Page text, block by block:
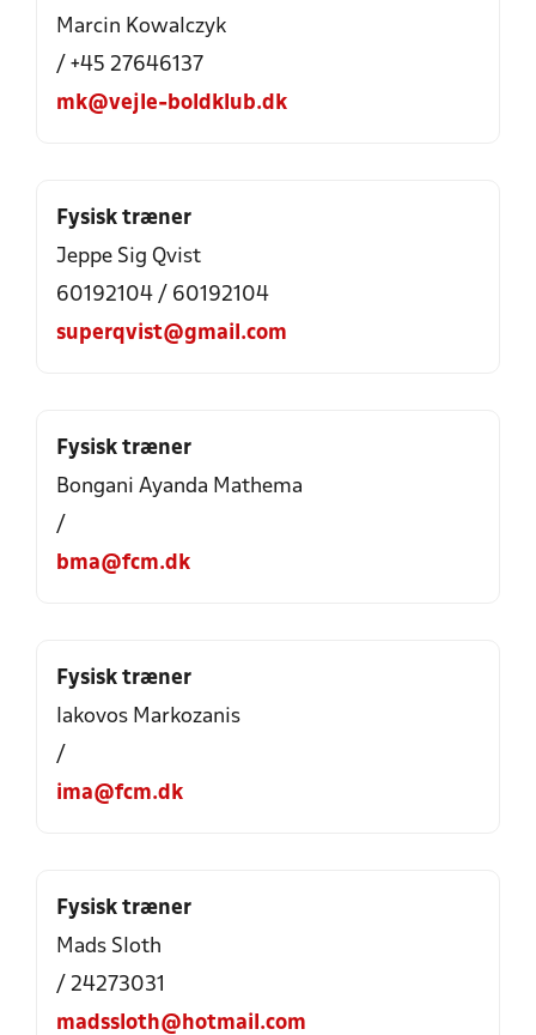
Marcin Kowalczyk
/ +45 27646137
mk@vejle-boldklub.dk
Fysisk træner
Jeppe Sig Qvist
60192104 / 60192104
superqvist@gmail.com
Fysisk træner
Bongani Ayanda Mathema
/
bma@fcm.dk
Fysisk træner
Iakovos Markozanis
/
ima@fcm.dk
Fysisk træner
Mads Sloth
/ 24273031
madssloth@hotmail.com